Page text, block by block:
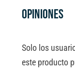
OPINIONES
Solo los
este producto